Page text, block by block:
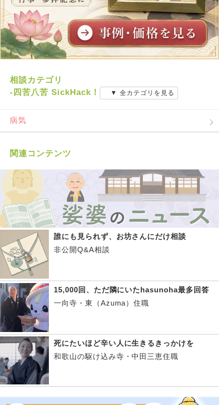
相談カテゴリ
-四苦八苦 SickHack！
▼ 全カテゴリを見る
病気
関連コンテンツ
誰にも見られず、お坊さんにだけ相談
非公開Q&A相談
15,000回、ただ隣にいたhasunoha最多回答
一向寺・東（Azuma）住職
死にたいほど辛い人に生きるきっかけを
和歌山の駆け込み寺・中田三恵住職